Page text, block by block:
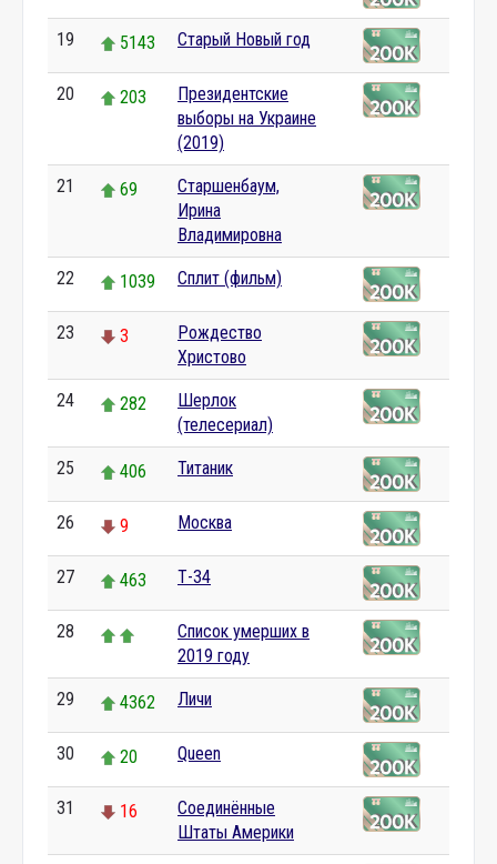
19 5143 Старый Новый год
20 203
Президентские
выборы на Украине
(2019)
21 69
Старшенбаум,
Ирина
Владимировна
22 1039 Сплит (фильм)
23 3
Рождество
Христово
24 282
Шерлок
(телесериал)
25 406 Титаник
26 9 Москва
27 463 Т-34
28
Список умерших в
2019 году
29 4362 Личи
30 20 Queen
31 16
Соединённые
Штаты Америки